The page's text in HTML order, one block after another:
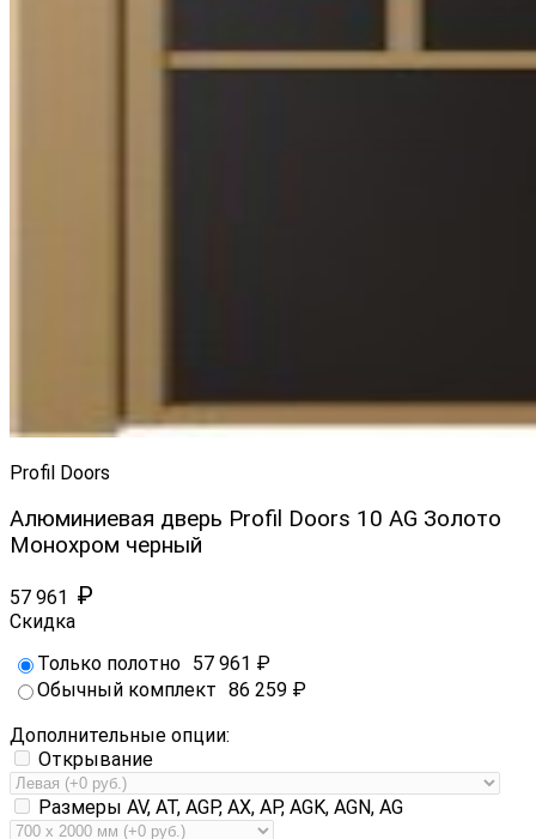
Profil Doors
Алюминиевая дверь Profil Doors 10 AG Золото
Монохром черный
57 961 ₽
Скидка
Только полотно 57 961 ₽
Обычный комплект 86 259 ₽
Дополнительные опции:
Открывание
Размеры AV, AT, AGP, AX, AP, AGK, AGN, AG